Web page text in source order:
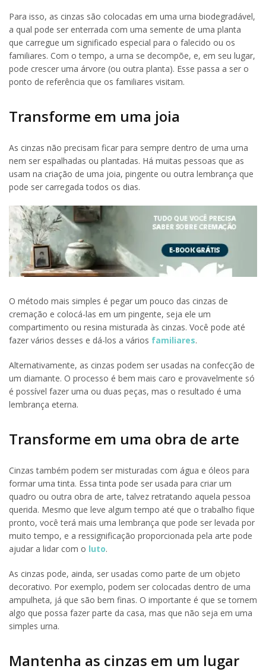
Para isso, as cinzas são colocadas em uma urna biodegradável,
a qual pode ser enterrada com uma semente de uma planta
que carregue um significado especial para o falecido ou os
familiares. Com o tempo, a urna se decompõe, e, em seu lugar,
pode crescer uma árvore (ou outra planta). Esse passa a ser o
ponto de referência que os familiares visitam.
Transforme em uma joia
As cinzas não precisam ficar para sempre dentro de uma urna
nem ser espalhadas ou plantadas. Há muitas pessoas que as
usam na criação de uma joia, pingente ou outra lembrança que
pode ser carregada todos os dias.
O método mais simples é pegar um pouco das cinzas de
cremação e colocá-las em um pingente, seja ele um
compartimento ou resina misturada às cinzas. Você pode até
fazer vários desses e dá-los a vários familiares.
Alternativamente, as cinzas podem ser usadas na confecção de
um diamante. O processo é bem mais caro e provavelmente só
é possível fazer uma ou duas peças, mas o resultado é uma
lembrança eterna.
Transforme em uma obra de arte
Cinzas também podem ser misturadas com água e óleos para
formar uma tinta. Essa tinta pode ser usada para criar um
quadro ou outra obra de arte, talvez retratando aquela pessoa
querida. Mesmo que leve algum tempo até que o trabalho fique
pronto, você terá mais uma lembrança que pode ser levada por
muito tempo, e a ressignificação proporcionada pela arte pode
ajudar a lidar com o luto.
As cinzas pode, ainda, ser usadas como parte de um objeto
decorativo. Por exemplo, podem ser colocadas dentro de uma
ampulheta, já que são bem finas. O importante é que se tornem
algo que possa fazer parte da casa, mas que não seja em uma
simples urna.
Mantenha as cinzas em um lugar